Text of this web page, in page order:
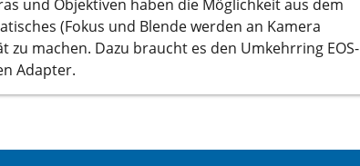
und Objektiven haben die Möglichkeit aus dem
(Fokus und Blende werden an Kamera
zu machen. Dazu braucht es den Umkehrring EOS-
Adapter.